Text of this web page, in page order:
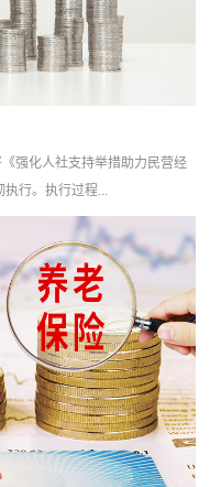
强化人社支持举措助力民营经
执行。执行过程...